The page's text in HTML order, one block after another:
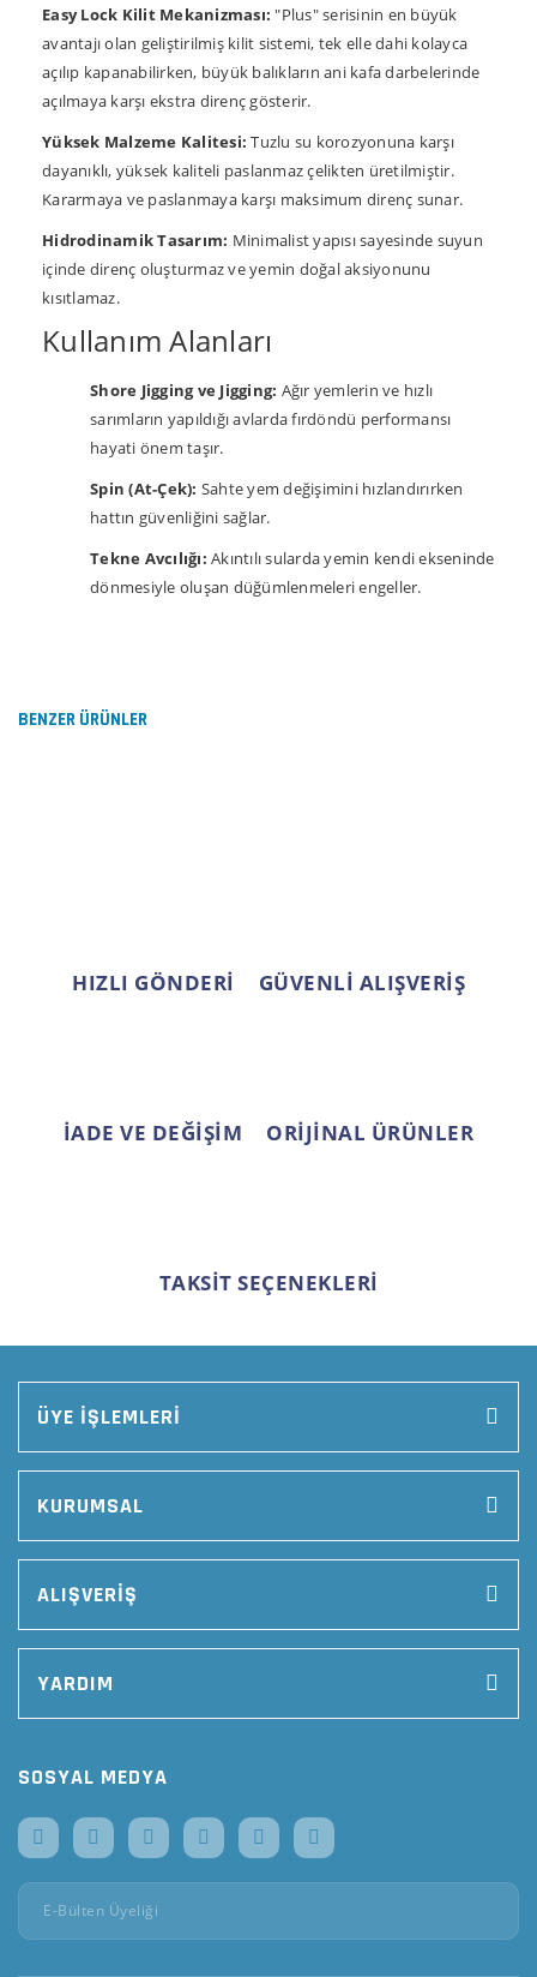
Easy Lock Kilit Mekanizması: "Plus" serisinin en büyük
avantajı olan geliştirilmiş kilit sistemi, tek elle dahi kolayca
açılıp kapanabilirken, büyük balıkların ani kafa darbelerinde
açılmaya karşı ekstra direnç gösterir.
Yüksek Malzeme Kalitesi: Tuzlu su korozyonuna karşı
dayanıklı, yüksek kaliteli paslanmaz çelikten üretilmiştir.
Kararmaya ve paslanmaya karşı maksimum direnç sunar.
Hidrodinamik Tasarım: Minimalist yapısı sayesinde suyun
içinde direnç oluşturmaz ve yemin doğal aksiyonunu
kısıtlamaz.
Kullanım Alanları
Shore Jigging ve Jigging: Ağır yemlerin ve hızlı
sarımların yapıldığı avlarda fırdöndü performansı
hayati önem taşır.
Spin (At-Çek): Sahte yem değişimini hızlandırırken
hattın güvenliğini sağlar.
Tekne Avcılığı: Akıntılı sularda yemin kendi ekseninde
dönmesiyle oluşan düğümlenmeleri engeller.
Görüş ve önerileriniz için teşekkür ederiz.
BENZER ÜRÜNLER
HIZLI GÖNDERİ GÜVENLİ ALIŞVERİŞ
İADE VE DEĞİŞİM ORİJİNAL ÜRÜNLER
TAKSİT SEÇENEKLERİ
ÜYE İŞLEMLERİ
KURUMSAL
ALIŞVERİŞ
YARDIM
SOSYAL MEDYA